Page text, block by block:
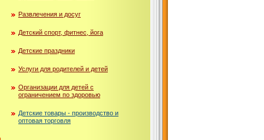
Развлечения и досуг
Детский спорт, фитнес, йога
Детские праздники
Услуги для родителей и детей
Организации для детей с
ограничением по здоровью
Детские товары - производство и
оптовая торговля